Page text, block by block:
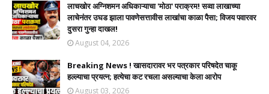
लाचखोर अग्निशमन अधिकाऱ्याचा 'मोठा' पराक्रम! सव्वा लाखाच्या
लाचेनंतर उघड झाला पावणेसत्तावीस लाखांचा काळा पैसा; विजय पवारवर
दुसरा गुन्हा दाखल!​
August 04, 2026
Breaking News ! खासदारावर भर पत्रकार परिषदेत चाकू
हल्ल्याचा प्रयत्न; हत्येचा कट रचला असल्याचा केला आरोप
August 03, 2026